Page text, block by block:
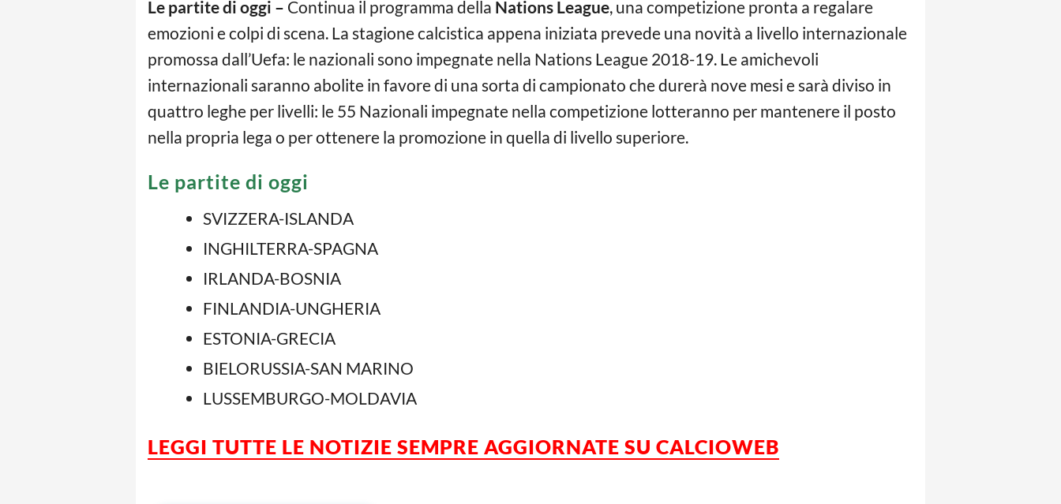
Le partite di oggi – Continua il programma della Nations League, una competizione pronta a regalare
emozioni e colpi di scena. La stagione calcistica appena iniziata prevede una novità a livello internazionale
promossa dall’Uefa: le nazionali sono impegnate nella Nations League 2018-19. Le amichevoli
internazionali saranno abolite in favore di una sorta di campionato che durerà nove mesi e sarà diviso in
quattro leghe per livelli: le 55 Nazionali impegnate nella competizione lotteranno per mantenere il posto
nella propria lega o per ottenere la promozione in quella di livello superiore.
Le partite di oggi
SVIZZERA-ISLANDA
INGHILTERRA-SPAGNA
IRLANDA-BOSNIA
FINLANDIA-UNGHERIA
ESTONIA-GRECIA
BIELORUSSIA-SAN MARINO
LUSSEMBURGO-MOLDAVIA
LEGGI TUTTE LE NOTIZIE SEMPRE AGGIORNATE SU CALCIOWEB